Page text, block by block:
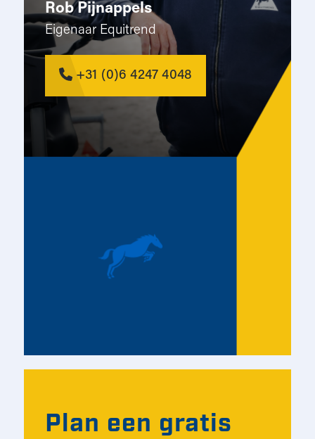
Rob Pijnappels
Eigenaar Equitrend
+31 (0)6 4247 4048
Plan een gratis